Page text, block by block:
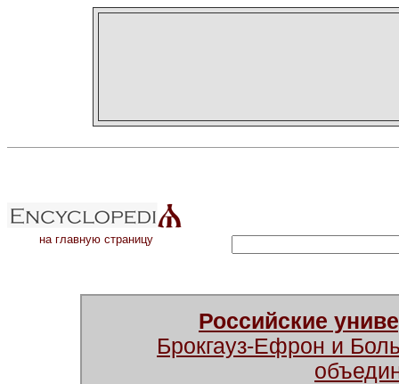
на главную страницу
Российские
Брокгауз-Ефрон и